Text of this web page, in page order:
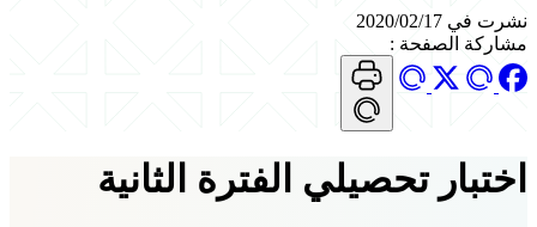
نشرت في 2020/02/17
مشاركة الصفحة :
اختبار تحصيلي الفترة الثانية